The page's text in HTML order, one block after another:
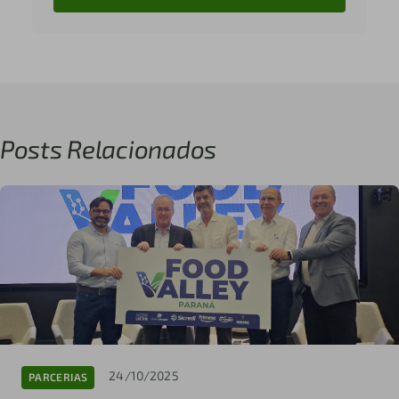
Posts Relacionados
PARCERIAS 24/10/2025